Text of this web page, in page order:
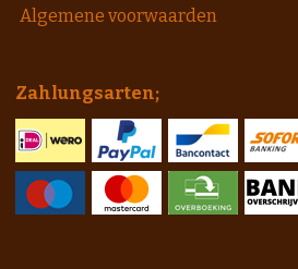
Algemene voorwaarden
Zahlungsarten;